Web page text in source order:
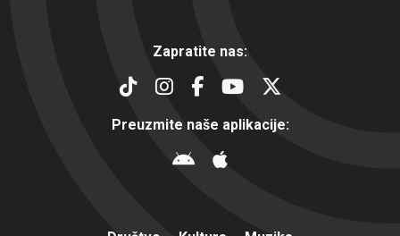
Zapratite nas:
Preuzmite naše aplikacije: